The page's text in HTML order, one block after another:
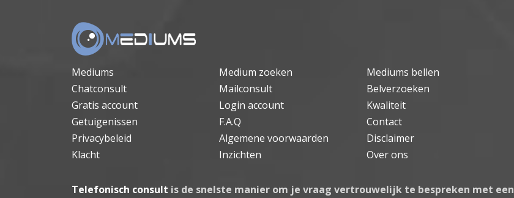
Mediums Medium zoeken
Mediums bellen
Chatconsult
Mailconsult
Belverzoeken
Gratis account
Login account
Kwaliteit
Getuigenissen
F.A.Q
Contact
Privacybeleid
Algemene voorwaarden
Disclaimer
Klacht
Inzichten Over ons
Telefonisch consult is de snelste manier om je vraag vertrouwelijk te bespreken met een